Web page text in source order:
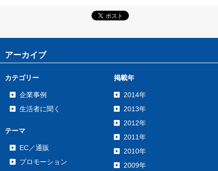
アーカイブ
カテゴリー
企業事例
生活者に聞く
テーマ
EC／通販
プロモーション
掲載年
2014年
2013年
2012年
2011年
2010年
2009年